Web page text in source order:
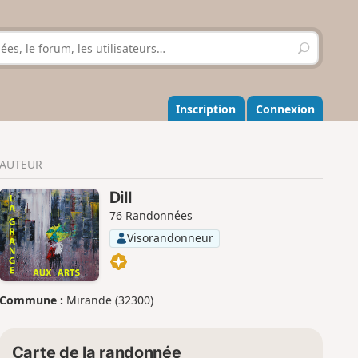
R
e
h
e
r
r
Inscription Connexion
AUTEUR
Dill
76 Randonnées
Visorandonneur
Commune : Mirande (32300)
Carte de la randonnée